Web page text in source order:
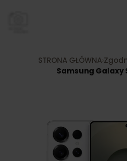
STRONA GŁÓWNA›
Samsung Galaxy